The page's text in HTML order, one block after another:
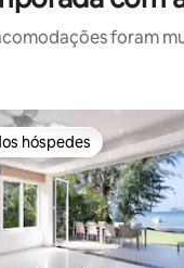
foram
hóspedes
hóspedes